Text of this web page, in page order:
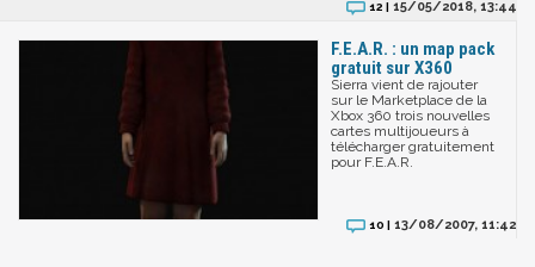
12 | 15/05/2018, 13:44
F.E.A.R. : un map pack
gratuit sur X360
Sierra vient de rajouter
sur le Marketplace de la
Xbox 360 trois nouvelles
cartes multijoueurs à
télécharger gratuitement
pour F.E.A.R.
10 | 13/08/2007, 11:42